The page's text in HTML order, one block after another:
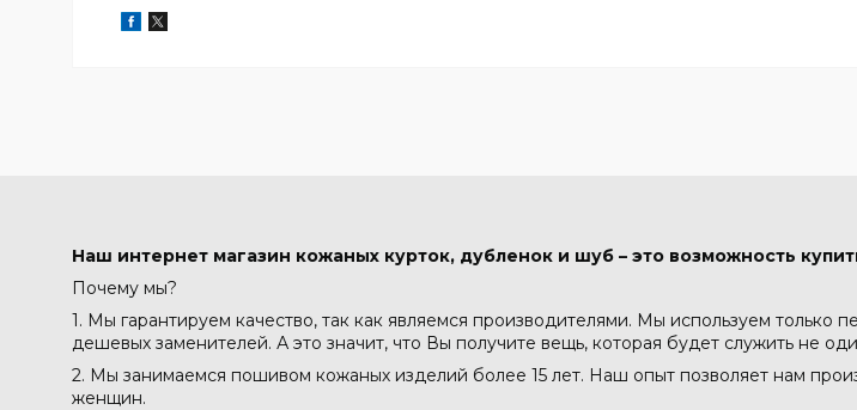
Наш интернет магазин кожаных курток, дубленок и шуб – это возможность
Почему мы?
1. Мы гарантируем качество, так как являемся производителями. Мы используем
дешевых заменителей. А это значит, что Вы получите вещь, которая будет служить не
2. Мы занимаемся пошивом кожаных изделий более 15 лет. Наш опыт позволяет нам
женщин.